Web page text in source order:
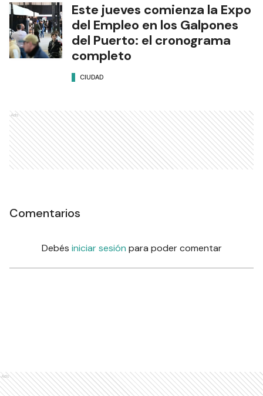
Este jueves comienza la Expo
del Empleo en los Galpones
del Puerto: el cronograma
completo
CIUDAD
Ads
Comentarios
Debés iniciar sesión para poder comentar
Ads